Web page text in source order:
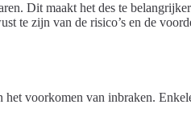
Dit maakt het des te
te zijn van de risico’s en de
het voorkomen van inbraken.